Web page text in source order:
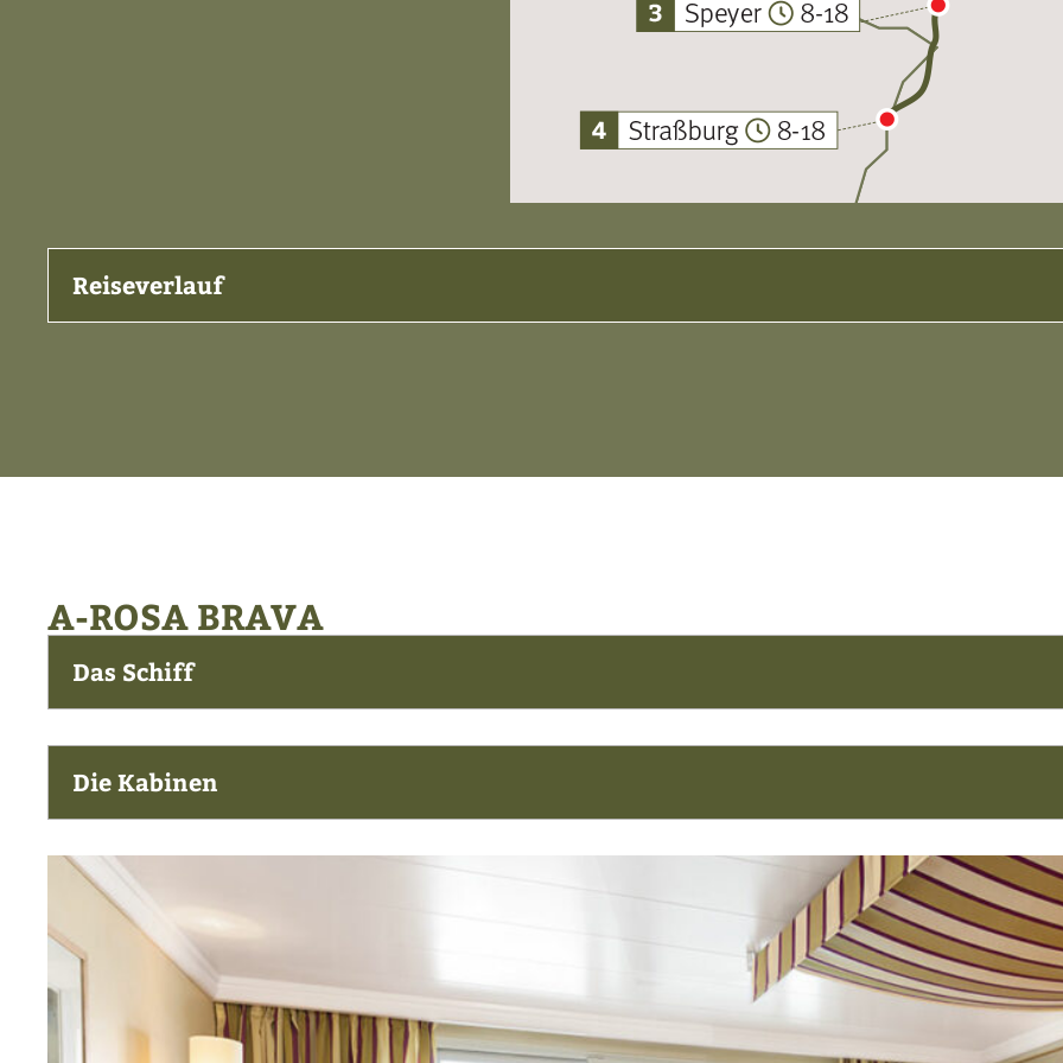
Reiseverlauf
A-ROSA BRAVA
Das Schiff
Die Kabinen